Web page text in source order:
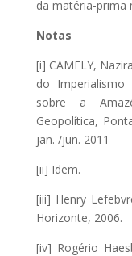
da matéria-prima
Notas
[i] CAMELY,
do
sobre a
Geopolítica,
jan. /jun. 2011
[ii] Idem.
[iii] Henry
Horizonte, 2006.
[iv] Rogério